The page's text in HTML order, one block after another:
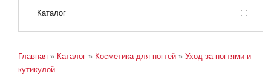
Каталог
Главная » Каталог » Косметика для ногтей » Уход за ногтями и
кутикулой